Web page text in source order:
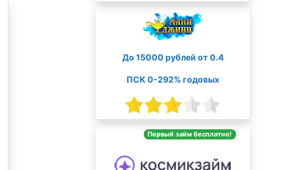
До 15000 рублей от 0.4
ПСК 0-292% годовых
Первый займ бесплатно!